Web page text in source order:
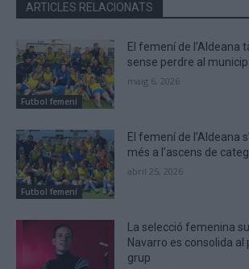
ARTICLES RELACIONATS
Futbol femení
El femení de l’Aldeana
sense perdre al
maig 6, 2026
Futbol femení
El femení de l’Aldeana
més a l’ascens de
abril 25, 2026
La selecció femenina
Navarro es consolida al
grup